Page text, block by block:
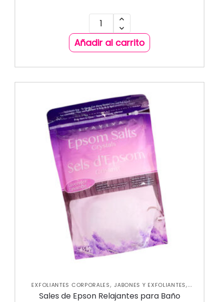
Añadir al carrito
EXFOLIANTES CORPORALES, JABONES Y EXFOLIANTES,
NUEVA COLECCIÓN SKIN CARE CORPORAL
Sales de Epson Relajantes para Baño